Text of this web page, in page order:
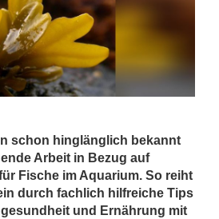
schon hinglänglich bekannt
Arbeit in Bezug auf
Fische im Aquarium. So reiht
durch fachlich hilfreiche Tips
und Ernährung mit